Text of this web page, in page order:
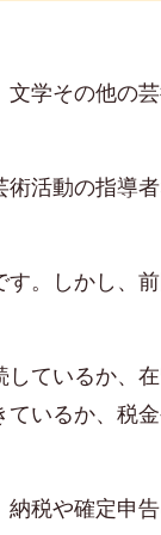
学その他の
活動の指導
。しかし、
ているか、
いるか、税
税や確定申告